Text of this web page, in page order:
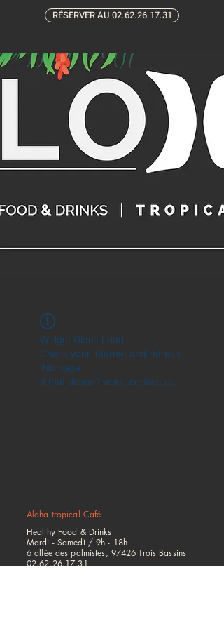
RÉSERVER AU 02.62.26.17.31
Widget Didn’t Load
Check your internet and refresh
this page.
If that doesn’t work, contact us.
Aloha tropical Café
Healthy Food & Drinks
Mardi - Samedi /9h - 18h
6 allée des palmistes, 97426 Trois Bassins
02.62.26.17.31